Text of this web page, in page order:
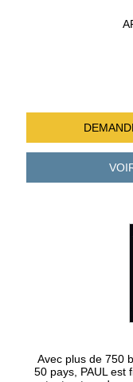
Avec plus de 750
50 pays, PAUL est